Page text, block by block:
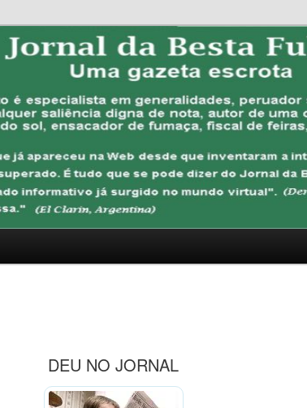
DEU NO JORNAL